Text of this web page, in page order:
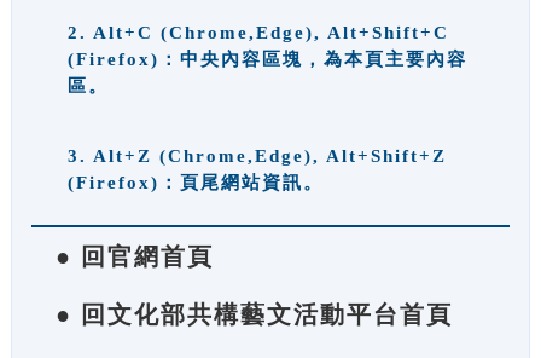
2. Alt+C (Chrome,Edge), Alt+Shift+C
(Firefox)：中央內容區塊，為本頁主要內容
區。
3. Alt+Z (Chrome,Edge), Alt+Shift+Z
(Firefox)：頁尾網站資訊。
● 回官網首頁
● 回文化部共構藝文活動平台首頁